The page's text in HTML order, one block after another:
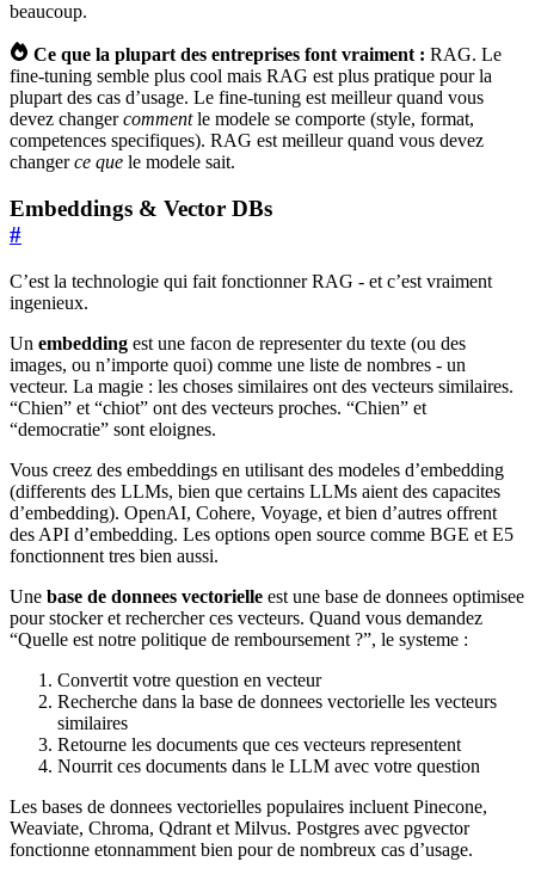
beaucoup.
Ce que la plupart des entreprises font vraiment : RAG. Le
fine-tuning semble plus cool mais RAG est plus pratique pour la
plupart des cas d’usage. Le fine-tuning est meilleur quand vous
devez changercommentle modele se comporte (style, format,
competences specifiques). RAG est meilleur quand vous devez
changerce que le modele sait.
Embeddings & Vector DBs
#
C’est la technologie qui fait fonctionner RAG - et c’est vraiment
ingenieux.
Un embedding est une facon de representer du texte (ou des
images, ou n’importe quoi) comme une liste de nombres - un
vecteur. La magie : les choses similaires ont des vecteurs similaires.
“Chien” et “chiot” ont des vecteurs proches. “Chien” et
“democratie” sont eloignes.
Vous creez des embeddings en utilisant des modeles d’embedding
(differents des LLMs, bien que certains LLMs aient des capacites
d’embedding). OpenAI, Cohere, Voyage, et bien d’autres offrent
des API d’embedding. Les options open source comme BGE et E5
fonctionnent tres bien aussi.
Une base de donnees vectorielle est une base de donnees optimisee
pour stocker et rechercher ces vecteurs. Quand vous demandez
“Quelle est notre politique de remboursement ?”, le systeme :
Convertit votre question en vecteur
Recherche dans la base de donnees vectorielle les vecteurs
similaires
Retourne les documents que ces vecteurs representent
Nourrit ces documents dans le LLM avec votre question
Les bases de donnees vectorielles populaires incluent Pinecone,
Weaviate, Chroma, Qdrant et Milvus. Postgres avec pgvector
fonctionne etonnamment bien pour de nombreux cas d’usage.